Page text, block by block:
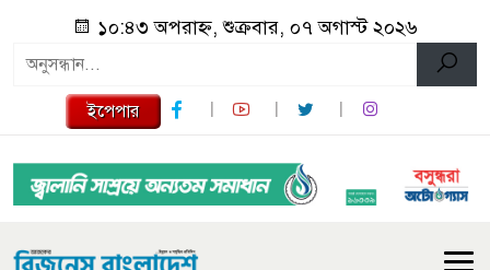
১০:৪৩ অপরাহ্ন, শুক্রবার, ০৭ অগাস্ট ২০২৬
ইপেপার